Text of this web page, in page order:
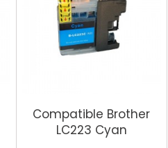
Compatible Brother
LC223 Cyan